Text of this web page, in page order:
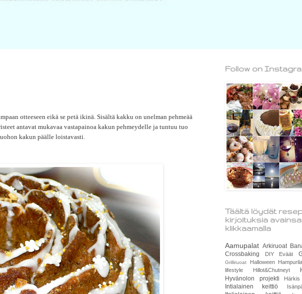
otteeseen eikä se petä ikinä. Sisältä kakku on unelman pehmeää
antavat mukavaa vastapainoa kakun pehmeydelle ja tuntuu tuo
kakun päälle loistavasti.
Follow on
Täältä löydät
kirjoituksia
klikkaamalla
Aamupalat Arkiruoat
Crossbaking
DIY Eväät
Grilliruoat Halloween
lifestyle
Hillot&Chutneyt
Hyvänolon projekti
Härkis
Intialainen keittiö